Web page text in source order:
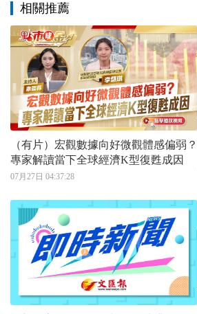
相關推薦
（有片）宏觀數據向好微觀體感偏弱？
專家解讀當下全球經濟K型復甦成因
07月27日 04:37:28